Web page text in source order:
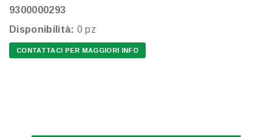
9300000293
Disponibilità: 0 pz
CONTATTACI PER MAGGIORI INFO